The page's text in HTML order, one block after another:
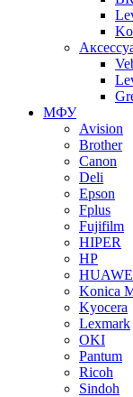
МФУ
Avision
Brother
Canon
Deli
Epson
Fplus
Fujifilm
HIPER
HP
Konica
Kyocera
Lexmark
OKI
Pantum
Ricoh
Sindoh